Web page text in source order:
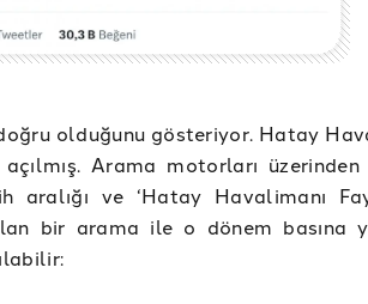
olduğunu gösteriyor. Hatay
Arama motorları
ve ‘Hatay Havalimanı
bir arama ile o dönem basına